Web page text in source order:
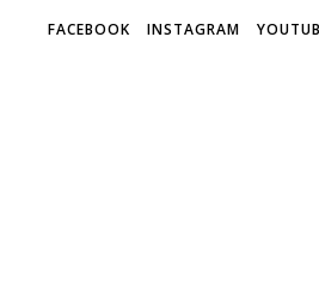
FACEBOOK INSTAGRAM